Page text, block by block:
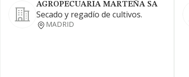
AGROPECUARIA MARTEÑA SA
Secado y regadío de cultivos.
MADRID